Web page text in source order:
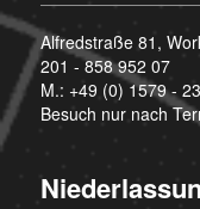
Alfredstraße 81,
201 - 858 952 07
M.: +49 (0) 1579 -
Besuch nur nach